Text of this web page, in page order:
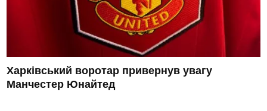
Харківський воротар привернув увагу
Манчестер Юнайтед